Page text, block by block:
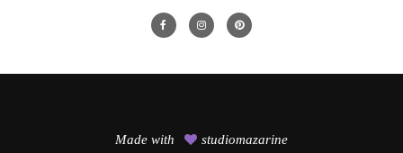
Made with studiomazarine